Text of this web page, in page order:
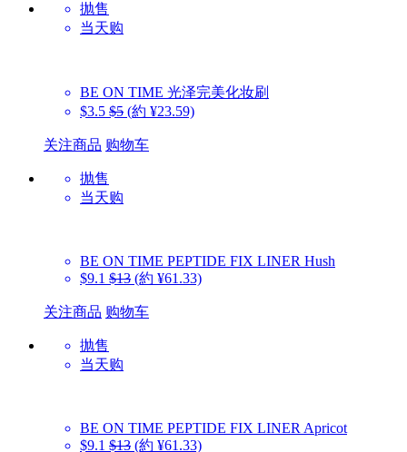
抛售
当天购
BE ON TIME 光泽完美化妆刷
$3.5 $5 (約 ¥23.59)
关注商品 购物车
抛售
当天购
BE ON TIME PEPTIDE FIX LINER Hush
$9.1 $13 (約 ¥61.33)
关注商品 购物车
抛售
当天购
BE ON TIME PEPTIDE FIX LINER Apricot
$9.1 $13 (約 ¥61.33)